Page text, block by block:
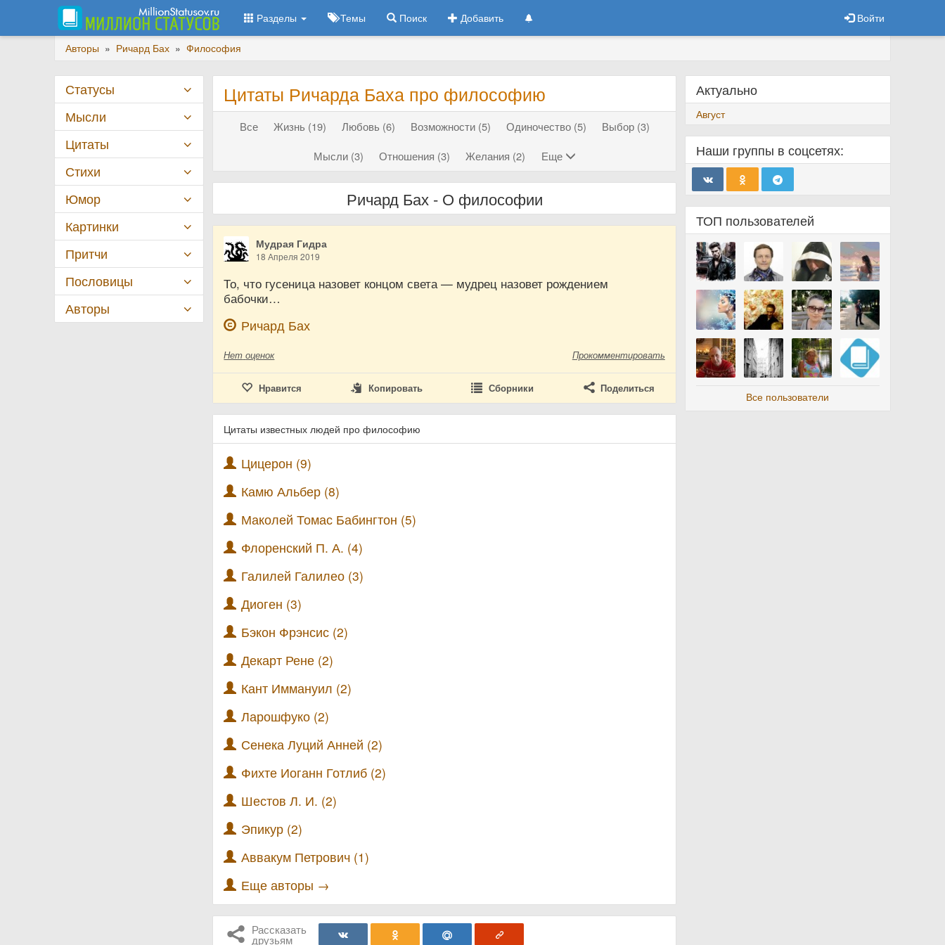
Разделы Темы Поиск Добавить Войти
Авторы » Ричард Бах » Философия
Цитаты Ричарда Баха про философию
Все Жизнь (19) Любовь (6) Возможности (5) Одиночество (5)
Выбор (3)
Мысли (3)
Отношения (3) Желания (2) Еще
Ричард Бах - О философии
Мудрая Гидра
18 Апреля 2019
То, что гусеница назовет концом света — мудрец назовет рождением
бабочки…
Ричард Бах
Нет оценок Прокомментировать
Нравится Копировать Сборники Поделиться
Цитаты известных людей про философию
Цицерон (9)
Камю Альбер (8)
Маколей Томас Бабингтон (5)
Флоренский П. А. (4)
Галилей Галилео (3)
Диоген (3)
Бэкон Фрэнсис (2)
Декарт Рене (2)
Кант Иммануил (2)
Ларошфуко (2)
Сенека Луций Анней (2)
Фихте Иоганн Готлиб (2)
Шестов Л. И. (2)
Эпикур (2)
Аввакум Петрович (1)
Еще авторы →
Рассказать
друзьям
Актуально
Август
Наши группы в соцсетях:
ТОП пользователей
Все пользователи
Статусы
Мысли
Цитаты
Стихи
Юмор
Картинки
Притчи
Пословицы
Авторы